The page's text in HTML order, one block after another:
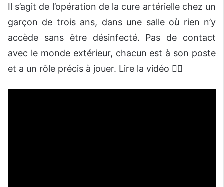
Il s’agit de l’opération de la cure artérielle chez un
garçon de trois ans, dans une salle où rien n’y
accède sans être désinfecté. Pas de contact
avec le monde extérieur, chacun est à son poste
et a un rôle précis à jouer. Lire la vidéo 👇🏿